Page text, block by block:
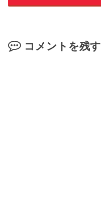
コメントを残す